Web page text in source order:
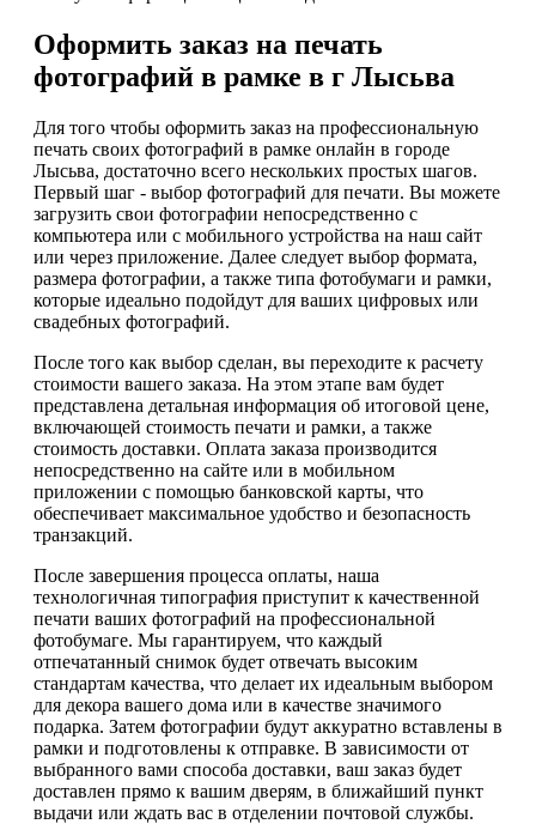
Оформить заказ на печать
фотографий в рамке в г Лысьва
Для того чтобы оформить заказ на профессиональную
печать своих фотографий в рамке онлайн в городе
Лысьва, достаточно всего нескольких простых шагов.
Первый шаг - выбор фотографий для печати. Вы можете
загрузить свои фотографии непосредственно с
компьютера или с мобильного устройства на наш сайт
или через приложение. Далее следует выбор формата,
размера фотографии, а также типа фотобумаги и рамки,
которые идеально подойдут для ваших цифровых или
свадебных фотографий.
После того как выбор сделан, вы переходите к расчету
стоимости вашего заказа. На этом этапе вам будет
представлена детальная информация об итоговой цене,
включающей стоимость печати и рамки, а также
стоимость доставки. Оплата заказа производится
непосредственно на сайте или в мобильном
приложении с помощью банковской карты, что
обеспечивает максимальное удобство и безопасность
транзакций.
После завершения процесса оплаты, наша
технологичная типография приступит к качественной
печати ваших фотографий на профессиональной
фотобумаге. Мы гарантируем, что каждый
отпечатанный снимок будет отвечать высоким
стандартам качества, что делает их идеальным выбором
для декора вашего дома или в качестве значимого
подарка. Затем фотографии будут аккуратно вставлены в
рамки и подготовлены к отправке. В зависимости от
выбранного вами способа доставки, ваш заказ будет
доставлен прямо к вашим дверям, в ближайший пункт
выдачи или ждать вас в отделении почтовой службы.